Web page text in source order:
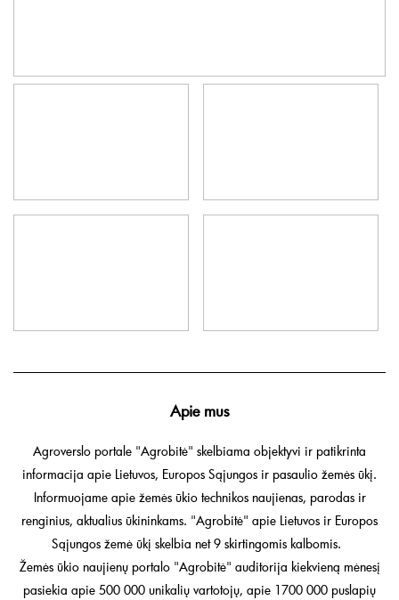
Apie mus
Agroverslo portale "Agrobitė" skelbiama objektyvi ir patikrinta
informacija apie Lietuvos, Europos Sąjungos ir pasaulio žemės ūkį.
Informuojame apie žemės ūkio technikos naujienas, parodas ir
renginius, aktualius ūkininkams. "Agrobitė" apie Lietuvos ir Europos
Sąjungos žemė ūkį skelbia net 9 skirtingomis kalbomis.
Žemės ūkio naujienų portalo "Agrobitė" auditorija kiekvieną mėnesį
pasiekia apie 500 000 unikalių vartotojų, apie 1700 000 puslapių